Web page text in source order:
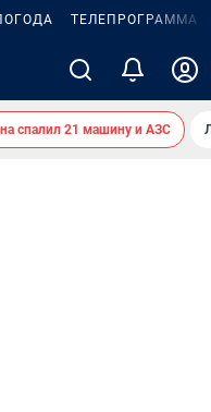
ТЕЛЕПРОГРАММА
спалил 21 машину и АЗС